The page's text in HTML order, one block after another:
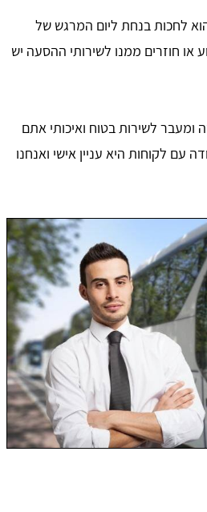
לחכות בנחת ליום המרגש של
או חוזרים ממנו לשירותי ההסעה יש
ומעבר לשירות בטוח ואיכותי אתם
עם לקוחות היא עניין אישי ואנחנו